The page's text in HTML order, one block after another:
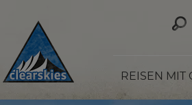
REISEN MIT